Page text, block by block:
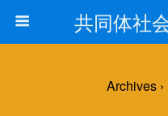
共同体社
Archives